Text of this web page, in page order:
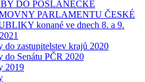
DO POSLANECKÉ
PARLAMENTU ČESKÉ
konané ve dnech 8. a 9.
do zastupitelstev krajů 2020
do Senátu PČR 2020
2019